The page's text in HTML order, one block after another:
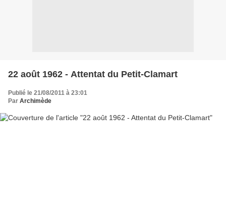
22 août 1962 - Attentat du Petit-Clamart
Publié le 21/08/2011 à 23:01
Par Archimède